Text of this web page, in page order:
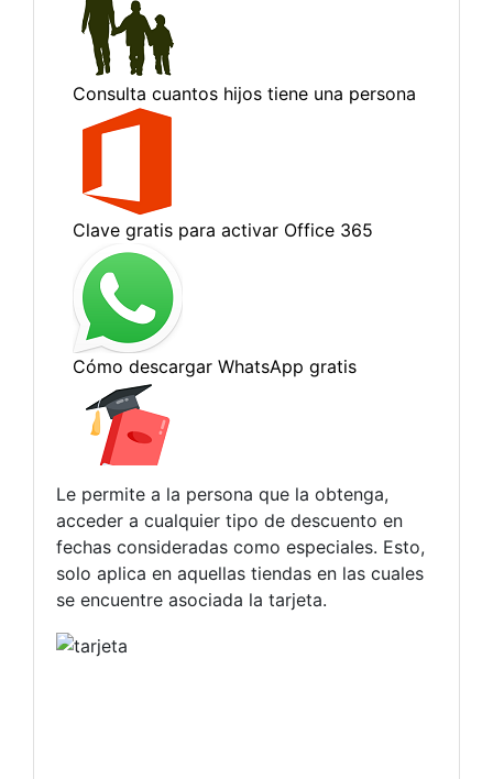
Le permite a la persona que la obtenga,
acceder a cualquier tipo de descuento en
fechas consideradas como especiales. Esto,
solo aplica en aquellas tiendas en las cuales
se encuentre asociada la tarjeta.